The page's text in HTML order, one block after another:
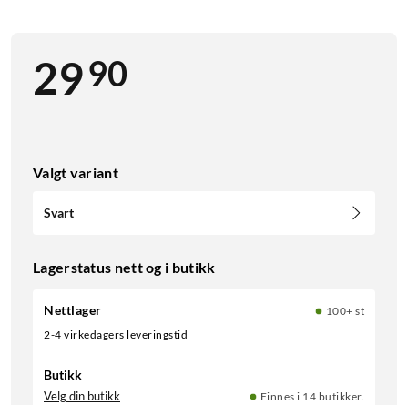
2990
Valgt variant
Svart
Lagerstatus nett og i butikk
Nettlager
100+ st
2-4 virkedagers leveringstid
Butikk
Velg din butikk Finnes i 14 butikker.